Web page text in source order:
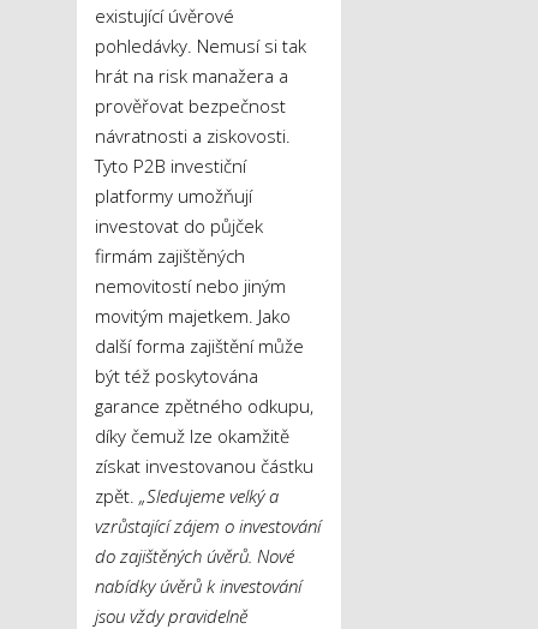
existující úvěrové
pohledávky. Nemusí si tak
hrát na risk manažera a
prověřovat bezpečnost
návratnosti a ziskovosti.
Tyto P2B investiční
platformy umožňují
investovat do půjček
firmám zajištěných
nemovitostí nebo jiným
movitým majetkem. Jako
další forma zajištění může
být též poskytována
garance zpětného odkupu,
díky čemuž lze okamžitě
získat investovanou částku
zpět. „Sledujeme velký a
vzrůstající zájem o investování
do zajištěných úvěrů. Nové
nabídky úvěrů k investování
jsou vždy pravidelně